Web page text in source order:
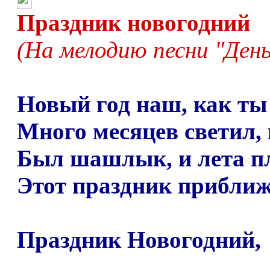
Праздник новогодний
(На мелодию песни
Новый год наш, как ты
Много месяцев светил,
Был шашлык, и лета
Этот праздник
Праздник Новогодний,